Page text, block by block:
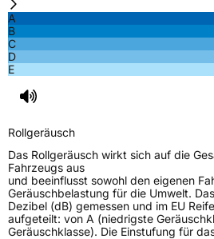
Nasshaftung
3PMSF / Schneeflockensymbol /
EPREL ID489193
Allgemeine Produktsicherheit
A
B
C
D
E
Rollgeräusch
Das Rollgeräusch wirkt sich auf die
Fahrzeugs aus
und beeinflusst sowohl den eigenen
Geräuschbelastung für die Umwelt.
Dezibel (dB) gemessen und im EU
aufgeteilt: von A (niedrigste
Geräuschklasse). Die Einstufung für